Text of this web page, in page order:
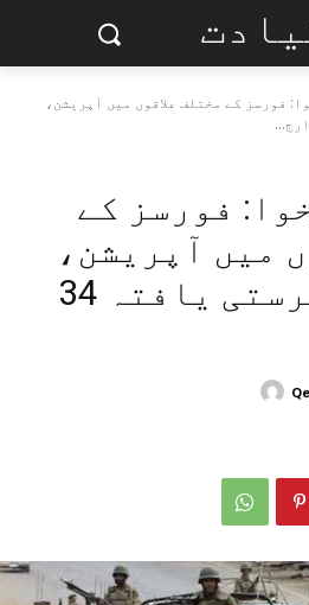
فورسز کے مختلف علاقوں میں آپریشن،
فورسز کے
میں آپریشن،
بھارتی سرپرستی یافتہ 34